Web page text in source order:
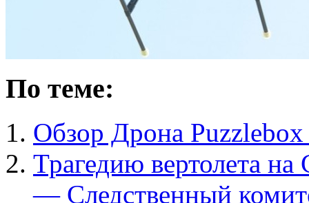
По теме:
Обзор Дрона
Трагедию вертолета на
— Следственный